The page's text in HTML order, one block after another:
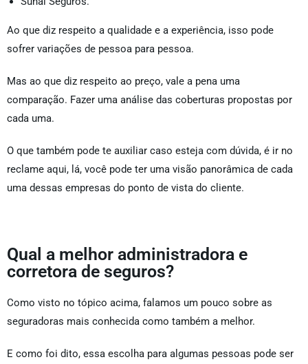
Ao que diz respeito a qualidade e a experiência, isso pode
sofrer variações de pessoa para pessoa.
Mas ao que diz respeito ao preço, vale a pena uma
comparação. Fazer uma análise das coberturas propostas por
cada uma.
O que também pode te auxiliar caso esteja com dúvida, é ir no
reclame aqui, lá, você pode ter uma visão panorâmica de cada
uma dessas empresas do ponto de vista do cliente.
Qual a melhor administradora e
corretora de seguros?
Como visto no tópico acima, falamos um pouco sobre as
seguradoras mais conhecida como também a melhor.
E como foi dito, essa escolha para algumas pessoas pode ser